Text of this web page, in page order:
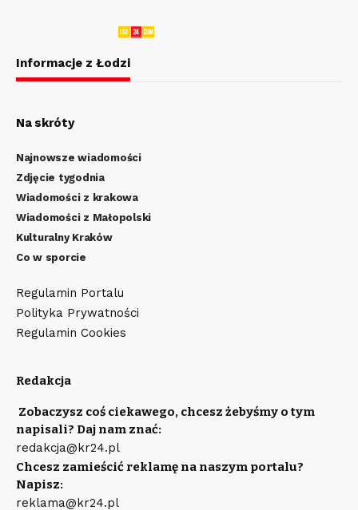
Informacje z Łodzi
Na skróty
Najnowsze wiadomości
Zdjęcie tygodnia
Wiadomości z krakowa
Wiadomości z Małopolski
Kulturalny Kraków
Co w sporcie
Regulamin Portalu
Polityka Prywatności
Regulamin Cookies
Redakcja
Zobaczysz coś ciekawego, chcesz żebyśmy o tym
napisali? Daj nam znać:
redakcja@kr24.pl
Chcesz zamieścić reklamę na naszym portalu?
Napisz:
reklama@kr24.pl